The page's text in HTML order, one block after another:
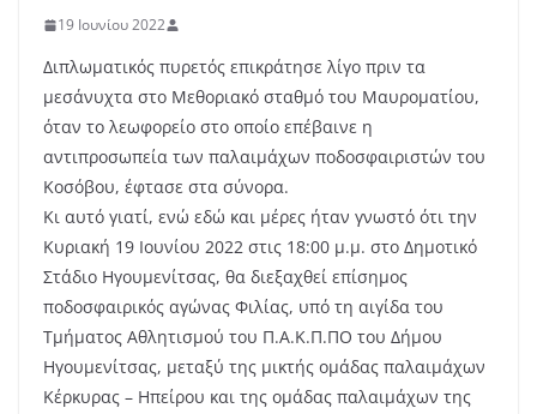
19 Ιουνίου 2022
Διπλωματικός πυρετός επικράτησε λίγο πριν τα
μεσάνυχτα στο Μεθοριακό σταθμό του Μαυροματίου,
όταν το λεωφορείο στο οποίο επέβαινε η
αντιπροσωπεία των παλαιμάχων ποδοσφαιριστών του
Κοσόβου, έφτασε στα σύνορα.
Κι αυτό γιατί, ενώ εδώ και μέρες ήταν γνωστό ότι την
Κυριακή 19 Ιουνίου 2022 στις 18:00 μ.μ. στο Δημοτικό
Στάδιο Ηγουμενίτσας, θα διεξαχθεί επίσημος
ποδοσφαιρικός αγώνας Φιλίας, υπό τη αιγίδα του
Τμήματος Αθλητισμού του Π.Α.Κ.Π.ΠΟ του Δήμου
Ηγουμενίτσας, μεταξύ της μικτής ομάδας παλαιμάχων
Κέρκυρας – Ηπείρου και της ομάδας παλαιμάχων της